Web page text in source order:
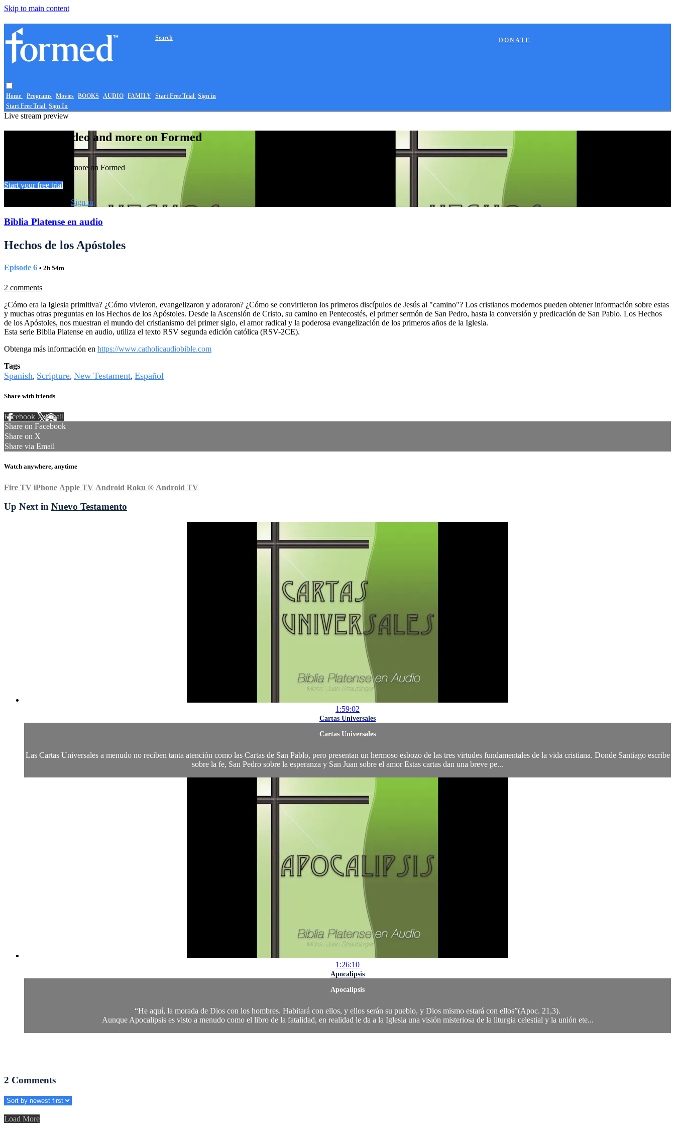
Skip to main content
Home Programs Movies BOOKS AUDIO FAMILY
DONATE
Search
Start Free Trial Sign in
Start Free Trial Sign In
Live stream preview
Watch this video and more on Formed
Watch this video and more on Formed
Start your free trial
Sign in
Biblia Platense en audio
Hechos de los Apóstoles
Episode 6 • 2h 54m
2 comments
¿Cómo era la Iglesia primitiva? ¿Cómo vivieron, evangelizaron y adoraron? ¿Cómo se convirtieron los primeros discípulos de Jesús al "camino"? Los cristianos modernos pueden obtener información sobre estas
y muchas otras preguntas en los Hechos de los Apóstoles. Desde la Ascensión de Cristo, su camino en Pentecostés, el primer sermón de San Pedro, hasta la conversión y predicación de San Pablo. Los Hechos
de los Apóstoles, nos muestran el mundo del cristianismo del primer siglo, el amor radical y la poderosa evangelización de los primeros años de la Iglesia.
Esta serie Biblia Platense en audio, utiliza el texto RSV segunda edición católica (RSV-2CE).
Obtenga más información en https://www.catholicaudiobible.com
Tags
Spanish, Scripture, New Testament, Español
Share with friends
Facebook XEmail
Share on Facebook
Share on X
Share via Email
Watch anywhere, anytime
Fire TV iPhone Apple TV Android Roku ® Android TV
Up Next in Nuevo Testamento
1:59:02
Cartas Universales
Cartas Universales
Las Cartas Universales a menudo no reciben tanta atención como las Cartas de San Pablo, pero presentan un hermoso esbozo de las tres virtudes fundamentales de la vida cristiana. Donde Santiago escribe
sobre la fe, San Pedro sobre la esperanza y San Juan sobre el amor Estas cartas dan una breve pe...
1:26:10
Apocalipsis
Apocalipsis
“He aquí, la morada de Dios con los hombres. Habitará con ellos, y ellos serán su pueblo, y Dios mismo estará con ellos”(Apoc. 21,3).
Aunque Apocalipsis es visto a menudo como el libro de la fatalidad, en realidad le da a la Iglesia una visión misteriosa de la liturgia celestial y la unión ete...
2 Comments
Load More